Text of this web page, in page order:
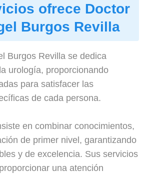
ofrece Doctor
Burgos Revilla
Burgos Revilla se dedica
urología, proporcionando
para satisfacer las
de cada persona.
en combinar conocimientos,
de primer nivel, garantizando
y de excelencia. Sus servicios
una atención